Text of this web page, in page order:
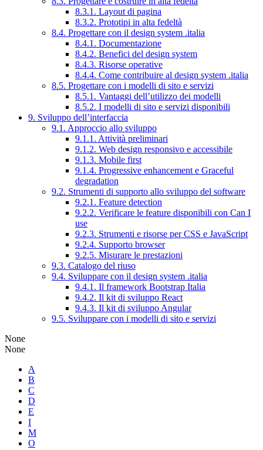
8.3.1. Layout di pagina
8.3.2. Prototipi in alta fedeltà
8.4. Progettare con il design system .italia
8.4.1. Documentazione
8.4.2. Benefici del design system
8.4.3. Risorse operative
8.4.4. Come contribuire al design system .italia
8.5. Progettare con i modelli di sito e servizi
8.5.1. Vantaggi dell’utilizzo dei modelli
8.5.2. I modelli di sito e servizi disponibili
9. Sviluppo dell’interfaccia
9.1. Approccio allo sviluppo
9.1.1. Attività preliminari
9.1.2. Web design responsivo e accessibile
9.1.3. Mobile first
9.1.4. Progressive enhancement e Graceful
degradation
9.2. Strumenti di supporto allo sviluppo del software
9.2.1. Feature detection
9.2.2. Verificare le feature disponibili con Can I
use
9.2.3. Strumenti e risorse per CSS e JavaScript
9.2.4. Supporto browser
9.2.5. Misurare le prestazioni
9.3. Catalogo del riuso
9.4. Sviluppare con il design system .italia
9.4.1. Il framework Bootstrap Italia
9.4.2. Il kit di sviluppo React
9.4.3. Il kit di sviluppo Angular
9.5. Sviluppare con i modelli di sito e servizi
None
None
A
B
C
D
E
I
M
O